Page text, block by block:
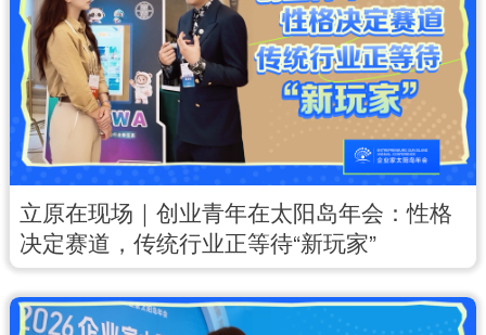
陕西 甘肃 青海 宁夏
新疆 内蒙古 黑龙江
多语种频道
English Español Français
Русский язык 日本語 한국어
立原在现场｜创业青年在太阳岛年会：性格
决定赛道，传统行业正等待“新玩家”